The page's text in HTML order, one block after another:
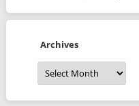
Archives
Archives